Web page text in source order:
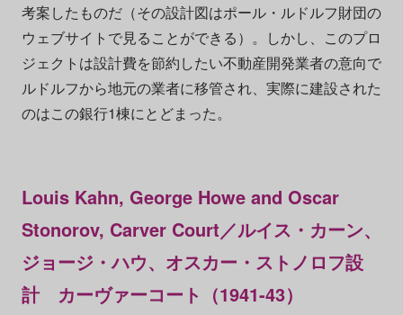
考案したものだ（その設計図はポール・ルドルフ財団の
ウェブサイトで見ることができる）。しかし、このプロ
ジェクトは設計費を節約したい不動産開発業者の意向で
ルドルフから地元の業者に移管され、実際に建設された
のはこの銀行1棟にとどまった。
Louis Kahn, George Howe and Oscar
Stonorov, Carver Court／ルイス・カーン、
ジョージ・ハウ、オスカー・ストノロフ設
計 カーヴァーコート（1941-43）